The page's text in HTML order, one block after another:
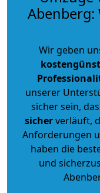
Abenberg:
Wir geben
unserer
sicher sein,
sicherverläuft,
Anforderungen
haben die
und